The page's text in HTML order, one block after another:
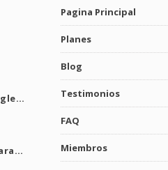
Pagina Principal
Planes
Blog
Testimonios
FAQ
Miembros